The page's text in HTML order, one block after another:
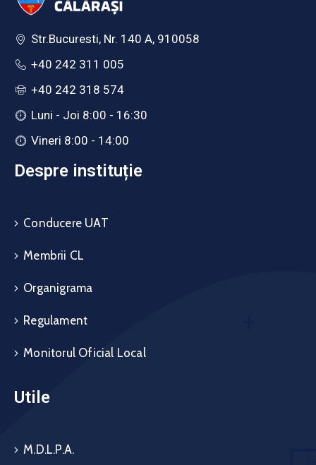
Str.Bucuresti, Nr. 140 A, 910058
+40 242 311 005
+40 242 318 574
Luni - Joi 8:00 - 16:30
Vineri 8:00 - 14:00
Despre instituție
Conducere UAT
Membrii CL
Organigrama
Regulament
Monitorul Oficial Local
Utile
M.D.L.P.A.